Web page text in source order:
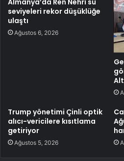
seviyeleri rekor düşüklüğe
ulaştı
Ağustos 6, 2026
Trump yönetimi Çinli optik
alıcı-vericilere kısıtlama
getiriyor
Ağustos 5, 2026